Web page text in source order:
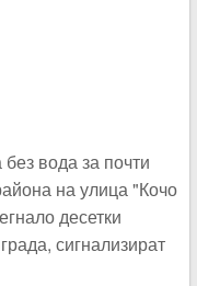
вода за почти
на улица "Кочо
десетки
сигнализират